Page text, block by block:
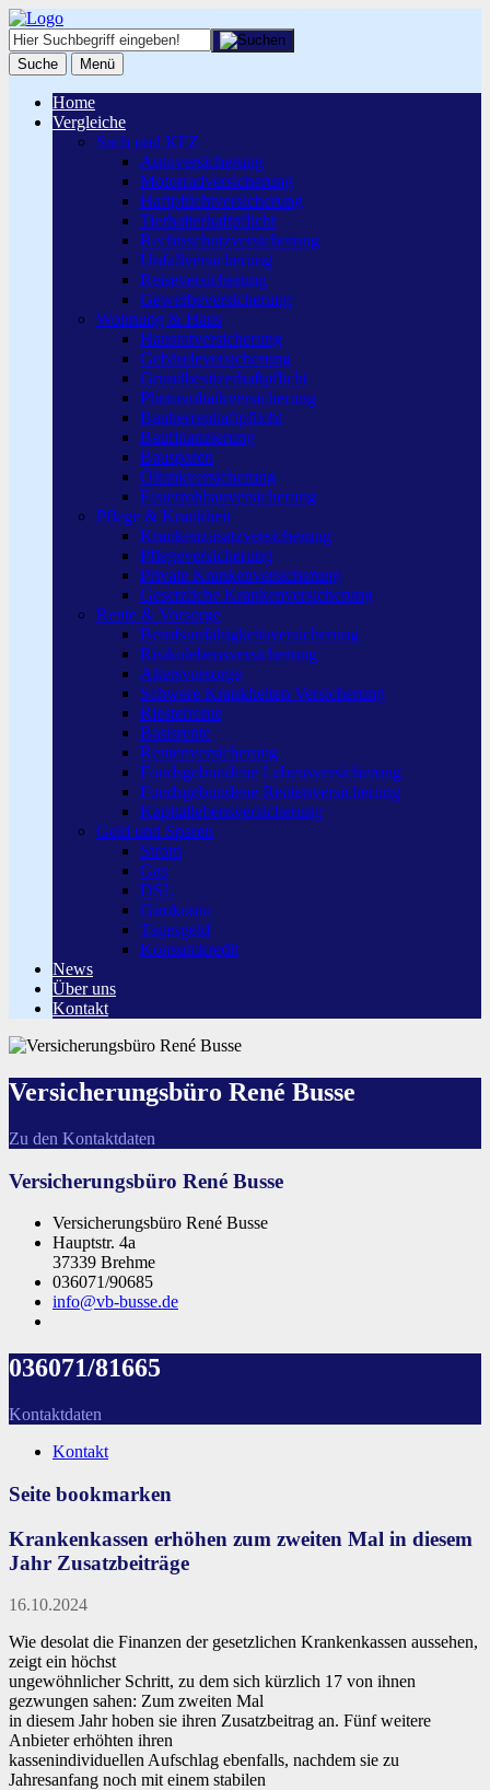
Suche Menü
Home
Vergleiche
Sach und KFZ
Autoversicherung
Motorradversicherung
Haftpflichtversicherung
Tierhalterhaftpflicht
Rechtsschutzversicherung
Unfallversicherung
Reiseversicherung
Gewerbeversicherung
Wohnung & Haus
Hausratversicherung
Gebäudeversicherung
Grundbesitzerhaftpflicht
Photovoltaikversicherung
Bauherrenhaftpflicht
Baufinanzierung
Bausparen
Öltankversicherung
Feuerrohbauversicherung
Pflege & Krankheit
Krankenzusatzversicherung
Pflegeversicherung
Private Krankenversicherung
Gesetzliche Krankenversicherung
Rente & Vorsorge
Berufs­unfähigkeitsversicherung
Risikolebensversicherung
Altersvorsorge
Schwere Krankheiten Versicherung
Riesterrente
Basisrente
Rentenversicherung
Fondsgebundene Lebensversicherung
Fondsgebundene Rentenversicherung
Kapitallebensversicherung
Geld und Sparen
Strom
Gas
DSL
Girokonto
Tagesgeld
Konsumkredit
News
Über uns
Kontakt
Versicherungsbüro René Busse
Zu den Kontaktdaten
Versicherungsbüro René Busse
Versicherungsbüro René Busse
Hauptstr. 4a
37339 Brehme
036071/90685
info@vb-busse.de
036071/81665
Kontaktdaten
Kontakt
Seite bookmarken
Krankenkassen erhöhen zum zweiten Mal in diesem
Jahr Zusatzbeiträge
16.10.2024
Wie desolat die Finanzen der gesetzlichen Krankenkassen aussehen,
zeigt ein höchst
ungewöhnlicher Schritt, zu dem sich kürzlich 17 von ihnen
gezwungen sahen: Zum zweiten Mal
in diesem Jahr hoben sie ihren Zusatzbeitrag an. Fünf weitere
Anbieter erhöhten ihren
kassenindividuellen Aufschlag ebenfalls, nachdem sie zu
Jahresanfang noch mit einem stabilen